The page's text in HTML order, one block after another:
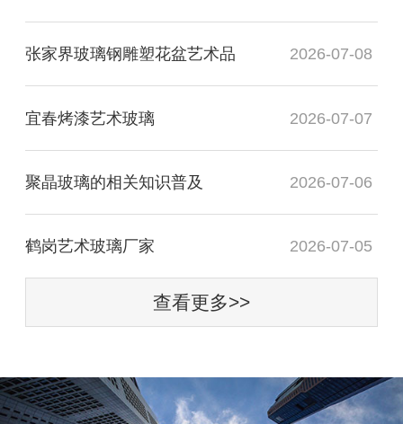
张家界玻璃钢雕塑花盆艺术品 2026-07-08
宜春烤漆艺术玻璃 2026-07-07
聚晶玻璃的相关知识普及 2026-07-06
鹤岗艺术玻璃厂家 2026-07-05
查看更多>>